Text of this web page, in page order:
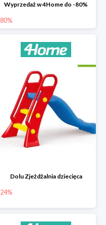
Wyprzedaż w 4Home do -80%
80%
Dolu Zjeżdżalnia dziecięca
24%